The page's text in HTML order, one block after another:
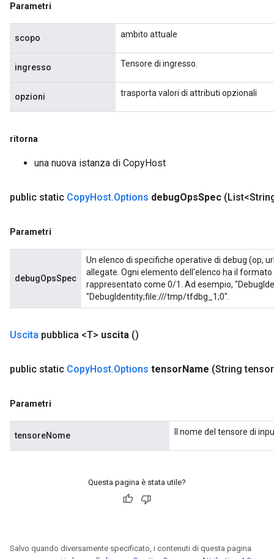
Parametri
scopo ambito attuale
ingresso Tensore di ingresso.
opzioni trasporta valori di attributi opzionali
ritorna
una nuova istanza di CopyHost
public static CopyHost.Options debugOpsSpec
Parametri
debugOpsSpec
Un elenco di specifiche operative di debug (op,
allegate. Ogni elemento dell'elenco ha il formato
rappresentato come 0/1. Ad esempio,
"DebugIdentity;file:///tmp/tfdbg_1;0".
Uscita pubblica <T> uscita ()
public static CopyHost.Options tensorName (String tensor
Parametri
tensoreNome Il nome del tensore di
Questa pagina è stata utile?
Salvo quando diversamente specificato, i contenuti di questa pagina